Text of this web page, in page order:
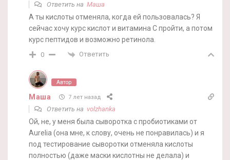
Ответить на Маша
А ты кислоты отменяла, когда ей пользовалась? Я
сейчас хочу курс кислот и витамина С пройти, а потом
курс пептидов и возможно ретинола.
0 Ответить
Автор
Маша 7 лет назад
Ответить на volzhanka
Ой, не, у меня была сыворотка с пробиотиками от
Aurelia (она мне, к слову, очень не понравилась) и я
под тестирование сыворотки отменяла кислоты
полностью (даже маски кислотны не делала) и